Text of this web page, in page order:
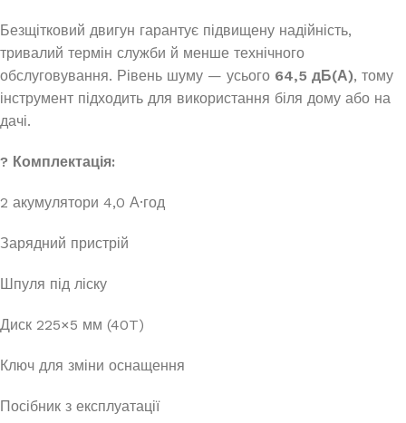
Безщітковий двигун гарантує підвищену надійність,
тривалий термін служби й менше технічного
обслуговування. Рівень шуму — усього 64,5 дБ(А), тому
інструмент підходить для використання біля дому або на
дачі.
? Комплектація:
2 акумулятори 4,0 А·год
Зарядний пристрій
Шпуля під ліску
Диск 225×5 мм (40T)
Ключ для зміни оснащення
Посібник з експлуатації